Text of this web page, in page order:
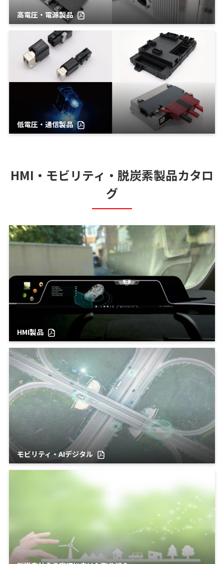
高電圧・電源製品
低電圧・通信製品
HMI・モビリティ・脱炭素製品カタロ
グ
HMI製品
モビリティ・AIデジタル